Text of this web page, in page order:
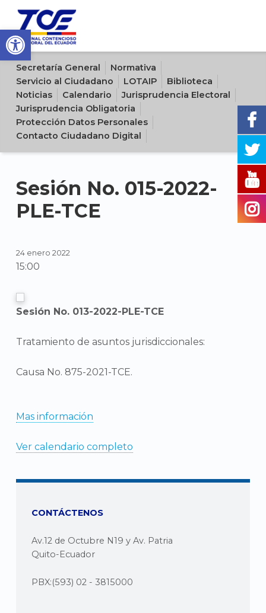
Open toolbar
Sitio oficial del Tribunal Contencioso Electoral del Ecuador
Secretaría General
Normativa
Servicio al Ciudadano
LOTAIP
Biblioteca
Noticias
Calendario
Jurisprudencia Electoral
Jurisprudencia Obligatoria
Protección Datos Personales
Contacto Ciudadano Digital
Sesión No. 015-2022-
PLE-TCE
24 enero 2022
15:00
Sesión No. 013-2022-PLE-TCE
Tratamiento de asuntos jurisdiccionales:
Causa No. 875-2021-TCE.
Mas información
Ver calendario completo
CONTÁCTENOS
Av.12 de Octubre N19 y Av. Patria
Quito-Ecuador
PBX:(593) 02 - 3815000